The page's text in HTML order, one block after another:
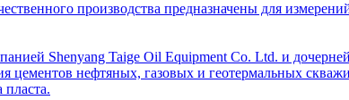
производства предназначены для
Shenyang Taige Oil Equipment Co. Ltd. и
цементов нефтяных, газовых и геотермальных